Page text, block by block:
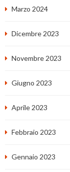
Marzo 2024
Dicembre 2023
Novembre 2023
Giugno 2023
Aprile 2023
Febbraio 2023
Gennaio 2023